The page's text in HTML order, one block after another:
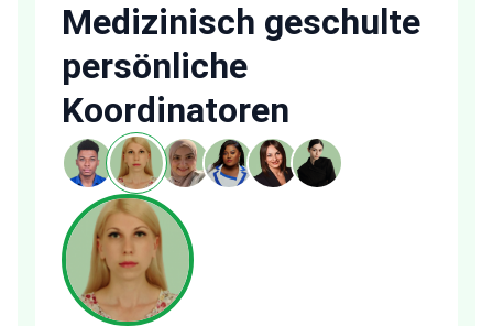
Medizinisch geschulte
persönliche
Koordinatoren